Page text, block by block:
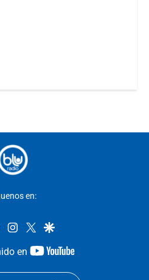
en:
facebookinstagram
twittergoogle
en
youtube-